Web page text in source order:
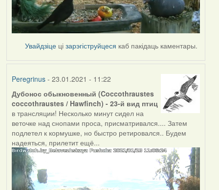
Увайдзіце цізарэгіструйцеся каб пакідаць каментары.
Peregrinus- 23.01.2021 - 11:22
Дубонос обыкновенный (Coccothraustes
coccothraustes / Hawfinch) - 23-й вид птиц
в трансляции! Несколько минут сидел на
веточке над снопами проса, присматривался.... Затем
подлетел к кормушке, но быстро ретировался.. Будем
надеяться, прилетит ещё...